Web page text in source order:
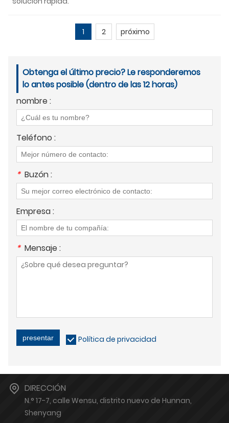
1 2 próximo
Obtenga el último precio? Le responderemos
lo antes posible (dentro de las 12 horas)
nombre :
Teléfono :
* Buzón :
Empresa :
* Mensaje :
presentar Política de privacidad
DIRECCIÓN
N.° 17-7, calle Wensu, distrito nuevo de Hunnan,
Shenyang